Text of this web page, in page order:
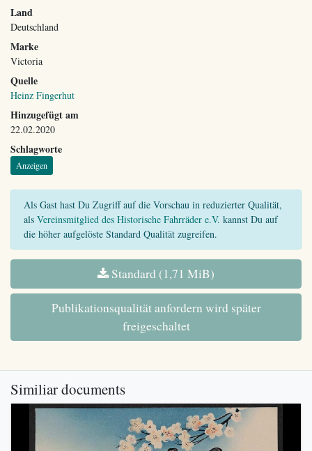
Land
Deutschland
Marke
Victoria
Quelle
Heinz Fingerhut
Hinzugefügt am
22.02.2020
Schlagworte
Anzeigen
Als Gast hast Du Zugriff auf die Vorschau in reduzierter Qualität,
als Vereinsmitglied des Historische Fahrräder e.V. kannst Du auf
die höher aufgelöste Standard Qualität zugreifen.
Standard (1,71 MiB)
Publikationsqualität anfordern wird später
freigeschaltet
Similiar documents